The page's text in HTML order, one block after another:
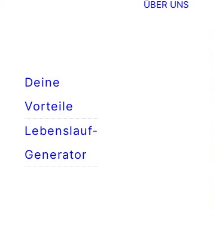
Deine
Vorteile
Lebenslauf-
Generator
ÜBER UNS